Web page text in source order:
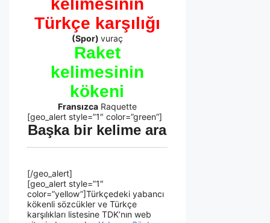
kelimesinin
Türkçe karşılığı
(Spor) vuraç
Raket
kelimesinin
kökeni
FransızcaRaquette
[geo_alert style=”1″ color=”green”]
Başka bir kelime ara
[/geo_alert]
[geo_alert style=”1″
color=”yellow”]Türkçedeki yabancı
kökenli sözcükler ve Türkçe
karşılıkları listesine TDK’nın web